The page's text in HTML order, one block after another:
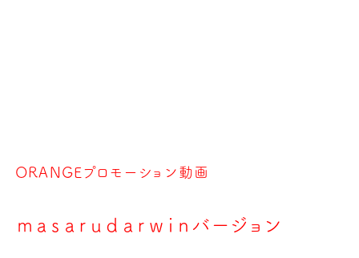
ORANGEプロモーション動画
ｍａｓａｒｕｄａｒｗｉｎバージョン